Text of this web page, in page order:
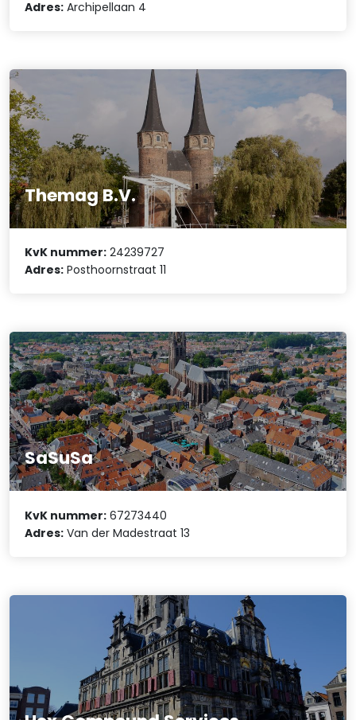
Adres: Archipellaan 4
Themag B.V.
KvK nummer: 24239727
Adres: Posthoornstraat 11
SaSuSa
KvK nummer: 67273440
Adres: Van der Madestraat 13